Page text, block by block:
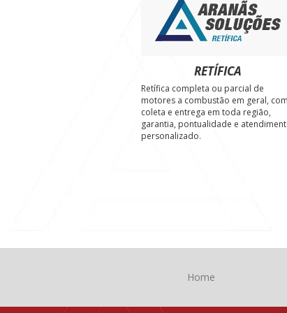
RETÍFICA
Retífica completa ou parcial de
motores a combustão em geral, com
coleta e entrega em toda região,
garantia, pontualidade e
personalizado.
Home